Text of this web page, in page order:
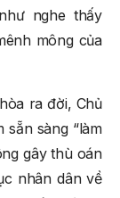
nghe thấy
mông của
ra đời, Chủ
sẵn sàng “làm
gây thù oán
nhân dân về